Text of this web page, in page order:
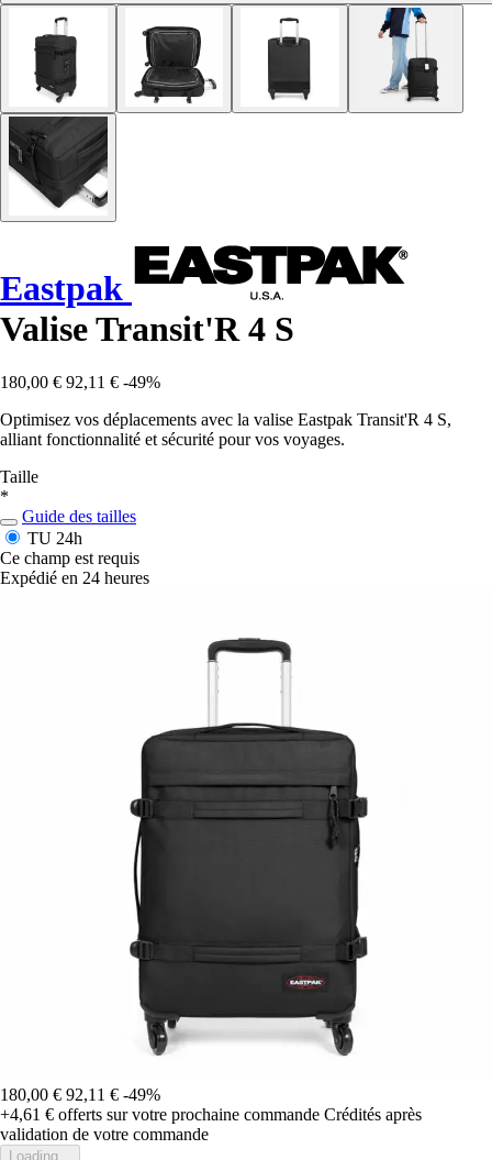
Eastpak
Valise Transit'R 4 S
180,00 € 92,11 € -49%
Optimisez vos déplacements avec la valise Eastpak Transit'R 4 S,
alliant fonctionnalité et sécurité pour vos voyages.
Taille
*
Guide des tailles
TU 24h
Ce champ est requis
Expédié en 24 heures
180,00 € 92,11 € -49%
+4,61 € offerts sur votre prochaine commande Crédités après
validation de votre commande
Loading...